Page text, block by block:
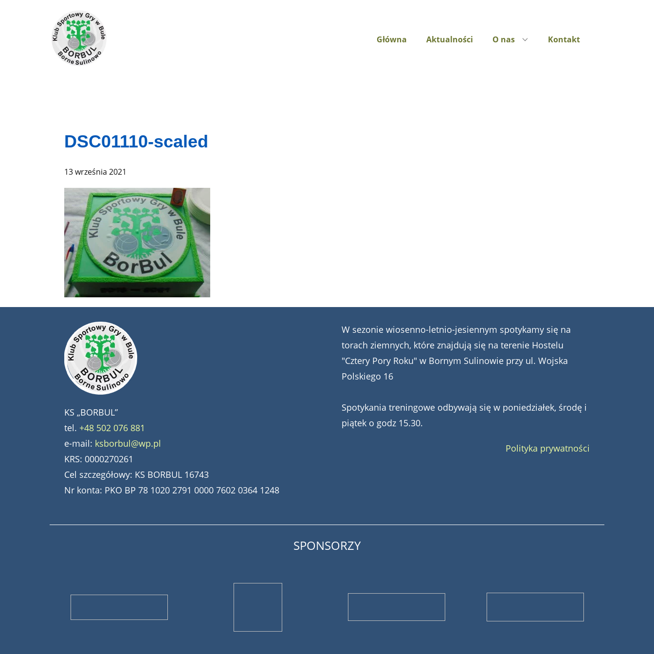
Główna Aktualności O nas Kontakt
DSC01110-scaled
13 września 2021
KS „BORBUL”
tel. +48 502 076 881
e-mail: ksborbul@wp.pl
KRS: 0000270261
Cel szczegółowy: KS BORBUL 16743
Nr konta: PKO BP 78 1020 2791 0000 7602 0364 1248
W sezonie wiosenno-letnio-jesiennym spotykamy się na
torach ziemnych, które znajdują się na terenie Hostelu
"Cztery Pory Roku" w Bornym Sulinowie przy ul. Wojska
Polskiego 16
Spotykania treningowe odbywają się w poniedziałek, środę i
piątek o godz 15.30.
Polityka prywatności
SPONSORZY